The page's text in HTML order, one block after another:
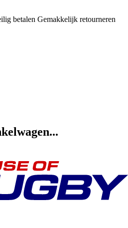
betalen Gemakkelijk retourneren